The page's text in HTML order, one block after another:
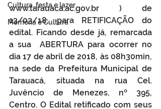
Cultura, festa e lazer
Memória e Cultura
www.tarauaca.ac.gov.br ) de
13/03/18, para RETIFICAÇÃO do
edital. Ficando desde já, remarcada
a sua  ABERTURA para ocorrer no
dia 17 de abril de 2018, às 08h30min,
na sede da Prefeitura Municipal de
Tarauacá, situada na rua Cel.
Juvêncio de Menezes, nº 395,
Centro. O Edital retificado com seus